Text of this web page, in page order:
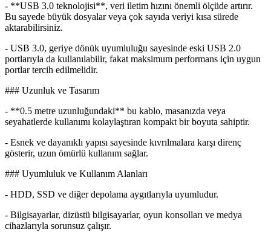
- **USB 3.0 teknolojisi**, veri iletim hızını önemli ölçüde artırır.
Bu sayede büyük dosyalar veya çok sayıda veriyi kısa sürede
aktarabilirsiniz.
- USB 3.0, geriye dönük uyumluluğu sayesinde eski USB 2.0
portlarıyla da kullanılabilir, fakat maksimum performans için uygun
portlar tercih edilmelidir.
### Uzunluk ve Tasarım
- **0.5 metre uzunluğundaki** bu kablo, masanızda veya
seyahatlerde kullanımı kolaylaştıran kompakt bir boyuta sahiptir.
- Esnek ve dayanıklı yapısı sayesinde kıvrılmalara karşı direnç
gösterir, uzun ömürlü kullanım sağlar.
### Uyumluluk ve Kullanım Alanları
- HDD, SSD ve diğer depolama aygıtlarıyla uyumludur.
- Bilgisayarlar, dizüstü bilgisayarlar, oyun konsolları ve medya
cihazlarıyla sorunsuz çalışır.